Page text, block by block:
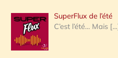
e
r
c
SuperFlux de l’été
C’est l’été… Mais